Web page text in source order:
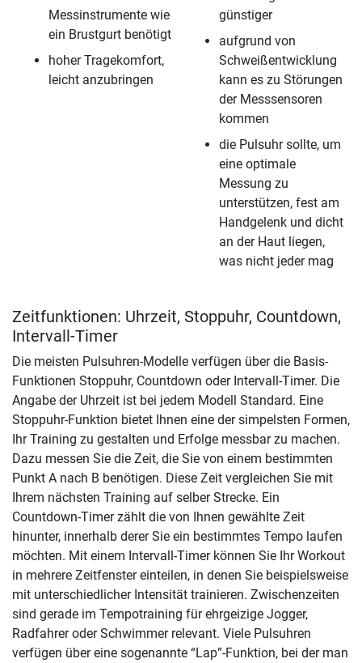
Messinstrumente wie
ein Brustgurt benötigt
hoher Tragekomfort,
leicht anzubringen
günstiger
aufgrund von
Schweißentwicklung
kann es zu Störungen
der Messsensoren
kommen
die Pulsuhr sollte, um
eine optimale
Messung zu
unterstützen, fest am
Handgelenk und dicht
an der Haut liegen,
was nicht jeder mag
Zeitfunktionen: Uhrzeit, Stoppuhr, Countdown,
Intervall-Timer
Die meisten Pulsuhren-Modelle verfügen über die Basis-
Funktionen Stoppuhr, Countdown oder Intervall-Timer. Die
Angabe der Uhrzeit ist bei jedem Modell Standard. Eine
Stoppuhr-Funktion bietet Ihnen eine der simpelsten Formen,
Ihr Training zu gestalten und Erfolge messbar zu machen.
Dazu messen Sie die Zeit, die Sie von einem bestimmten
Punkt A nach B benötigen. Diese Zeit vergleichen Sie mit
Ihrem nächsten Training auf selber Strecke. Ein
Countdown-Timer zählt die von Ihnen gewählte Zeit
hinunter, innerhalb derer Sie ein bestimmtes Tempo laufen
möchten. Mit einem Intervall-Timer können Sie Ihr Workout
in mehrere Zeitfenster einteilen, in denen Sie beispielsweise
mit unterschiedlicher Intensität trainieren. Zwischenzeiten
sind gerade im Tempotraining für ehrgeizige Jogger,
Radfahrer oder Schwimmer relevant. Viele Pulsuhren
verfügen über eine sogenannte “Lap”-Funktion, bei der man